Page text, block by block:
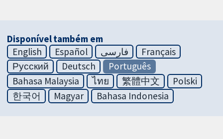
Disponível também em
English
Español فارسی
Français
Русский
Deutsch
Português
Bahasa Malaysia
ไทย 繁體中文
Polski
한국어
Magyar Bahasa Indonesia